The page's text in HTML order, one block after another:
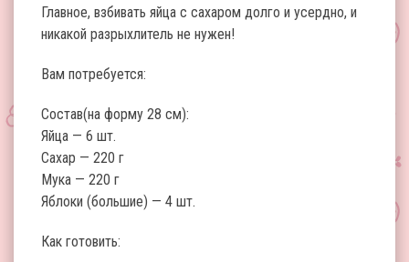
Главное, взбивать яйца с сахаром долго и усердно, и
никакой разрыхлитель не нужен!
Вам потребуется:
Состав(на форму 28 см):
Яйца — 6 шт.
Сахар — 220 г
Мука — 220 г
Яблоки (большие) — 4 шт.
Как готовить: